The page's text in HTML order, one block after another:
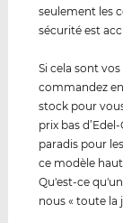
seulement les
sécurité est
Si cela sont
commandez
stock pour
prix bas
paradis pour
ce modèle
Qu'est-ce
nous « toute la